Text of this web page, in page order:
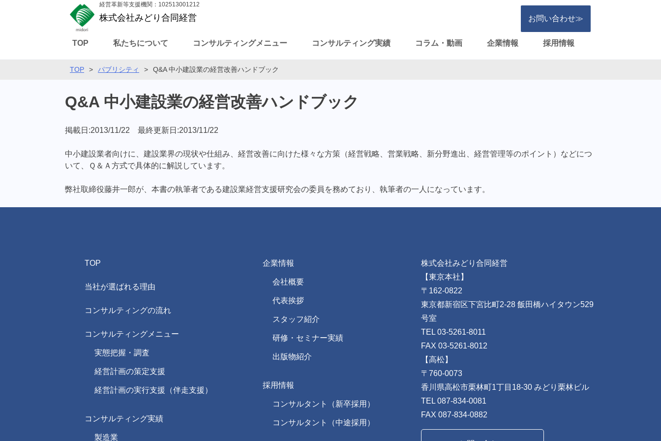
経営革新等支援機関：102513001212
株式会社みどり合同経営 お問い合わせ≫
TOP 私たちについて コンサルティングメニュー コンサルティング実績 コラム・動画 企業情報 採用情報
TOP > パブリシティ > Q&A 中小建設業の経営改善ハンドブック
Q&A 中小建設業の経営改善ハンドブック
掲載日:2013/11/22 最終更新日:2013/11/22
中小建設業者向けに、建設業界の現状や仕組み、経営改善に向けた様々な方策（経営戦略、営業戦略、新分野進出、経営管理等のポイント）などにつ
いて、Ｑ＆Ａ方式で具体的に解説しています。
弊社取締役藤井一郎が、本書の執筆者である建設業経営支援研究会の委員を務めており、執筆者の一人になっています。
TOP
当社が選ばれる理由
コンサルティングの流れ
コンサルティングメニュー
実態把握・調査
経営計画の策定支援
経営計画の実行支援（伴走支援）
コンサルティング実績
製造業
企業情報
会社概要
代表挨拶
スタッフ紹介
研修・セミナー実績
出版物紹介
採用情報
コンサルタント（新卒採用）
コンサルタント（中途採用）
株式会社みどり合同経営
【東京本社】
〒162-0822
東京都新宿区下宮比町2-28 飯田橋ハイタウン529
号室
TEL 03-5261-8011
FAX 03-5261-8012
【高松】
〒760-0073
香川県高松市栗林町1丁目18-30 みどり栗林ビル
TEL 087-834-0081
FAX 087-834-0882